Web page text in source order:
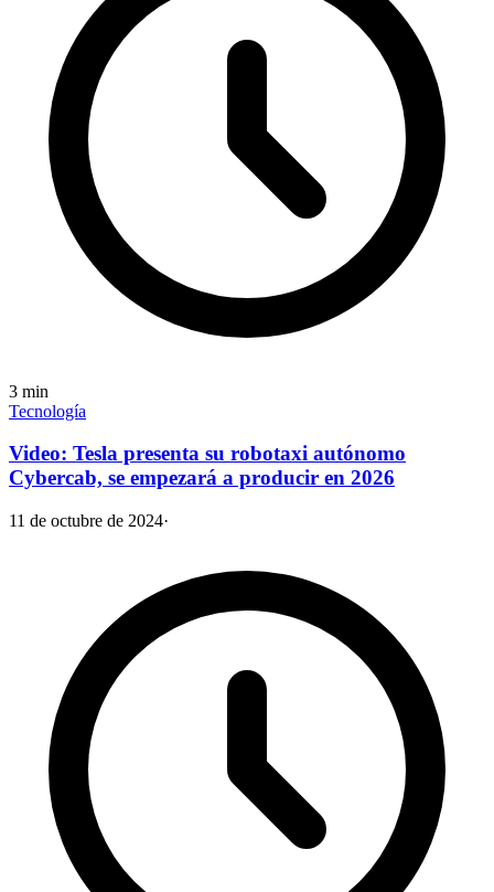
3 min
Tecnología
Video: Tesla presenta su robotaxi autónomo
Cybercab, se empezará a producir en 2026
11 de octubre de 2024·